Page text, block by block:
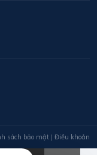
sách bảo mật | Điều khoản